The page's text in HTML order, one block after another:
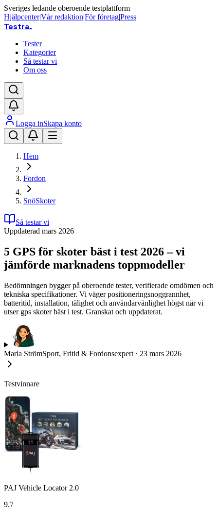
Sveriges ledande oberoende testplattform
Hjälpcenter|Vår redaktion|För företag|Press
Testra.
Tester
Kategorier
Så testar vi
Om oss
Logga inSkapa konto
Hem
Fordon
SnöSkoter
Så testar vi
Uppdaterad mars 2026
5 GPS för skoter bäst i test 2026 – vi
jämförde marknadens toppmodeller
Bedömningen bygger på oberoende tester, verifierade omdömen och
tekniska specifikationer. Vi väger positioneringsnoggrannhet,
batteritid, installation, tålighet och användarvänlighet högst när vi
utser gps skoter bäst i test. Granskat och uppdaterat.
Maria StrömSport, Fritid & Fordonsexpert · 23 mars 2026
Testvinnare
PAJ Vehicle Locator 2.0
9.7